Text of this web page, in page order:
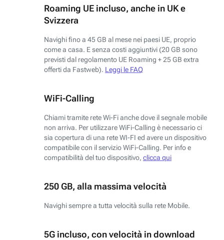
Roaming UE incluso, anche in UK e
Svizzera
Navighi fino a 45 GB al mese nei paesi UE, proprio
come a casa. E senza costi aggiuntivi (20 GB sono
previsti dal regolamento UE Roaming + 25 GB extra
offerti da Fastweb). Leggi le FAQ
WiFi-Calling
Chiami tramite rete Wi-Fi anche dove il segnale mobile
non arriva. Per utilizzare WiFi-Calling è necessario ci
sia copertura di una rete WI-FI ed avere un dispositivo
compatibile con il servizio WiFi-Calling. Per info e
compatibilità del tuo dispositivo, clicca qui
250 GB, alla massima velocità
Navighi sempre a tutta velocità sulla rete Mobile.
5G incluso, con velocità in download